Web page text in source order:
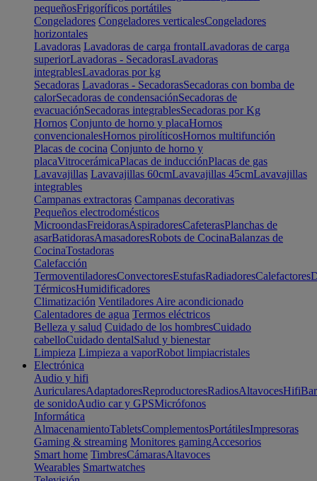
pequeñosFrigoríficos portátiles
Congeladores Congeladores verticalesCongeladores
horizontales
Lavadoras Lavadoras de carga frontalLavadoras de carga
superiorLavadoras - SecadorasLavadoras
integrablesLavadoras por kg
Secadoras Lavadoras - SecadorasSecadoras con bomba de
calorSecadoras de condensaciónSecadoras de
evacuaciónSecadoras integrablesSecadoras por Kg
Hornos Conjunto de horno y placaHornos
convencionalesHornos pirolíticosHornos multifunción
Placas de cocina Conjunto de horno y
placaVitrocerámicaPlacas de inducciónPlacas de gas
Lavavajillas Lavavajillas 60cmLavavajillas 45cmLavavajillas
integrables
Campanas extractoras Campanas decorativas
Pequeños electrodomésticos
MicroondasFreidorasAspiradoresCafeterasPlanchas de
asarBatidorasAmasadoresRobots de CocinaBalanzas de
CocinaTostadoras
Calefacción
TermoventiladoresConvectoresEstufasRadiadoresCalefactores
TérmicosHumidificadores
Climatización Ventiladores Aire acondicionado
Calentadores de agua Termos eléctricos
Belleza y salud Cuidado de los hombresCuidado
cabelloCuidado dentalSalud y bienestar
Limpieza Limpieza a vaporRobot limpiacristales
Electrónica
Audio y hifi
AuricularesAdaptadoresReproductoresRadiosAltavocesHifi
de sonidoAudio car y GPSMicrófonos
Informática
AlmacenamientoTabletsComplementosPortátilesImpresoras
Gaming & streaming Monitores gamingAccesorios
Smart home TimbresCámarasAltavoces
Wearables Smartwatches